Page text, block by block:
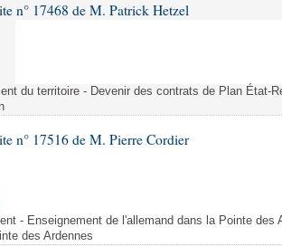
n° 17468 de M. Patrick Hetzel
du territoire - Devenir des contrats de Plan État-
n° 17516 de M. Pierre Cordier
- Enseignement de l'allemand dans la Pointe des
des Ardennes